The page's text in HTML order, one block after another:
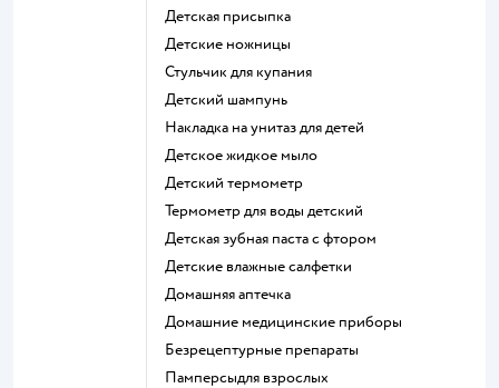
детская присыпка
детские ножницы
стульчик для купания
детский шампунь
накладка на унитаз для детей
детское жидкое мыло
детский термометр
термометр для воды детский
детская зубная паста с фтором
детские влажные салфетки
домашняя аптечка
домашние медицинские приборы
безрецептурные препараты
памперсыдля взрослых